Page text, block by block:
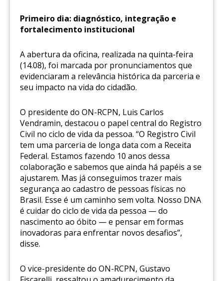
Primeiro dia: diagnóstico, integração e
fortalecimento institucional
A abertura da oficina, realizada na quinta-feira
(14.08), foi marcada por pronunciamentos que
evidenciaram a relevância histórica da parceria e
seu impacto na vida do cidadão.
O presidente do ON-RCPN, Luis Carlos
Vendramin, destacou o papel central do Registro
Civil no ciclo de vida da pessoa. “O Registro Civil
tem uma parceria de longa data com a Receita
Federal. Estamos fazendo 10 anos dessa
colaboração e sabemos que ainda há papéis a se
ajustarem. Mas já conseguimos trazer mais
segurança ao cadastro de pessoas físicas no
Brasil. Esse é um caminho sem volta. Nosso DNA
é cuidar do ciclo de vida da pessoa — do
nascimento ao óbito — e pensar em formas
inovadoras para enfrentar novos desafios”,
disse.
O vice-presidente do ON-RCPN, Gustavo